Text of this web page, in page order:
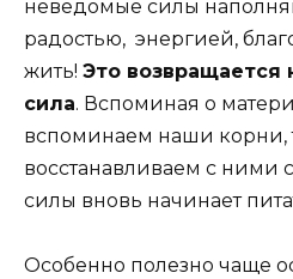
неведомые силы
радостью, энергией,
жить! Это возвращается
сила. Вспоминая о
вспоминаем наши корни,
восстанавливаем с ними
силы вновь начинает
Особенно полезно чаще